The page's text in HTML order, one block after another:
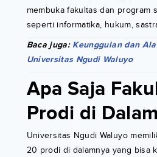
membuka fakultas dan program
seperti informatika, hukum,
Baca juga: Keunggulan dan
Universitas Ngudi Waluyo
Apa Saja
Prodi di
Universitas Ngudi Waluyo
20 prodi di dalamnya yang bisa